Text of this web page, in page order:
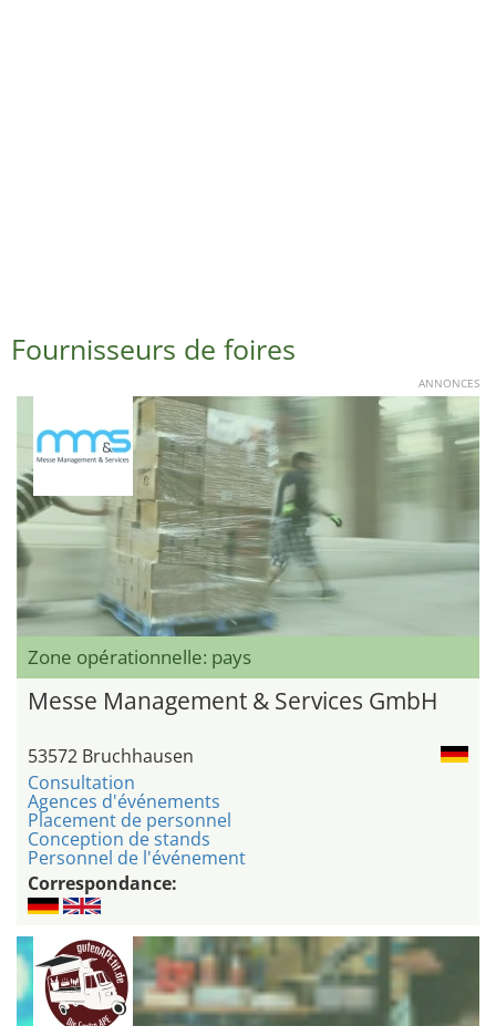
Fournisseurs de foires
ANNONCES
Zone opérationnelle: pays
Messe Management & Services GmbH
53572 Bruchhausen
Consultation
Agences d'événements
Placement de personnel
Conception de stands
Personnel de l'événement
Correspondance: